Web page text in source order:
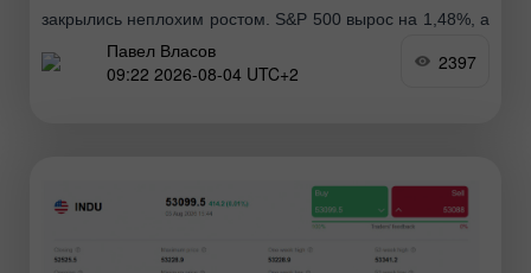
закрылись неплохим ростом. S&P 500 вырос на 1,48%, а
Nasdaq 100 подскочил на 0,01%. Промышленный Dow
Jones укрепился на 1,32%. Мировые индексы держатся
Павел Власов
09:22 2026-08-04 UTC+2
2397